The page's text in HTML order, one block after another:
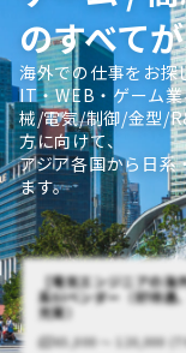
のすべて
海外での仕事をお探
IT・WEB・ゲーム
械/電気/制御/金型/
方に向けて、
アジア各国から日系
ます。
【電気エンジニアの海
系SIベンダー（好待遇
充実）
65,000 〜 120,000